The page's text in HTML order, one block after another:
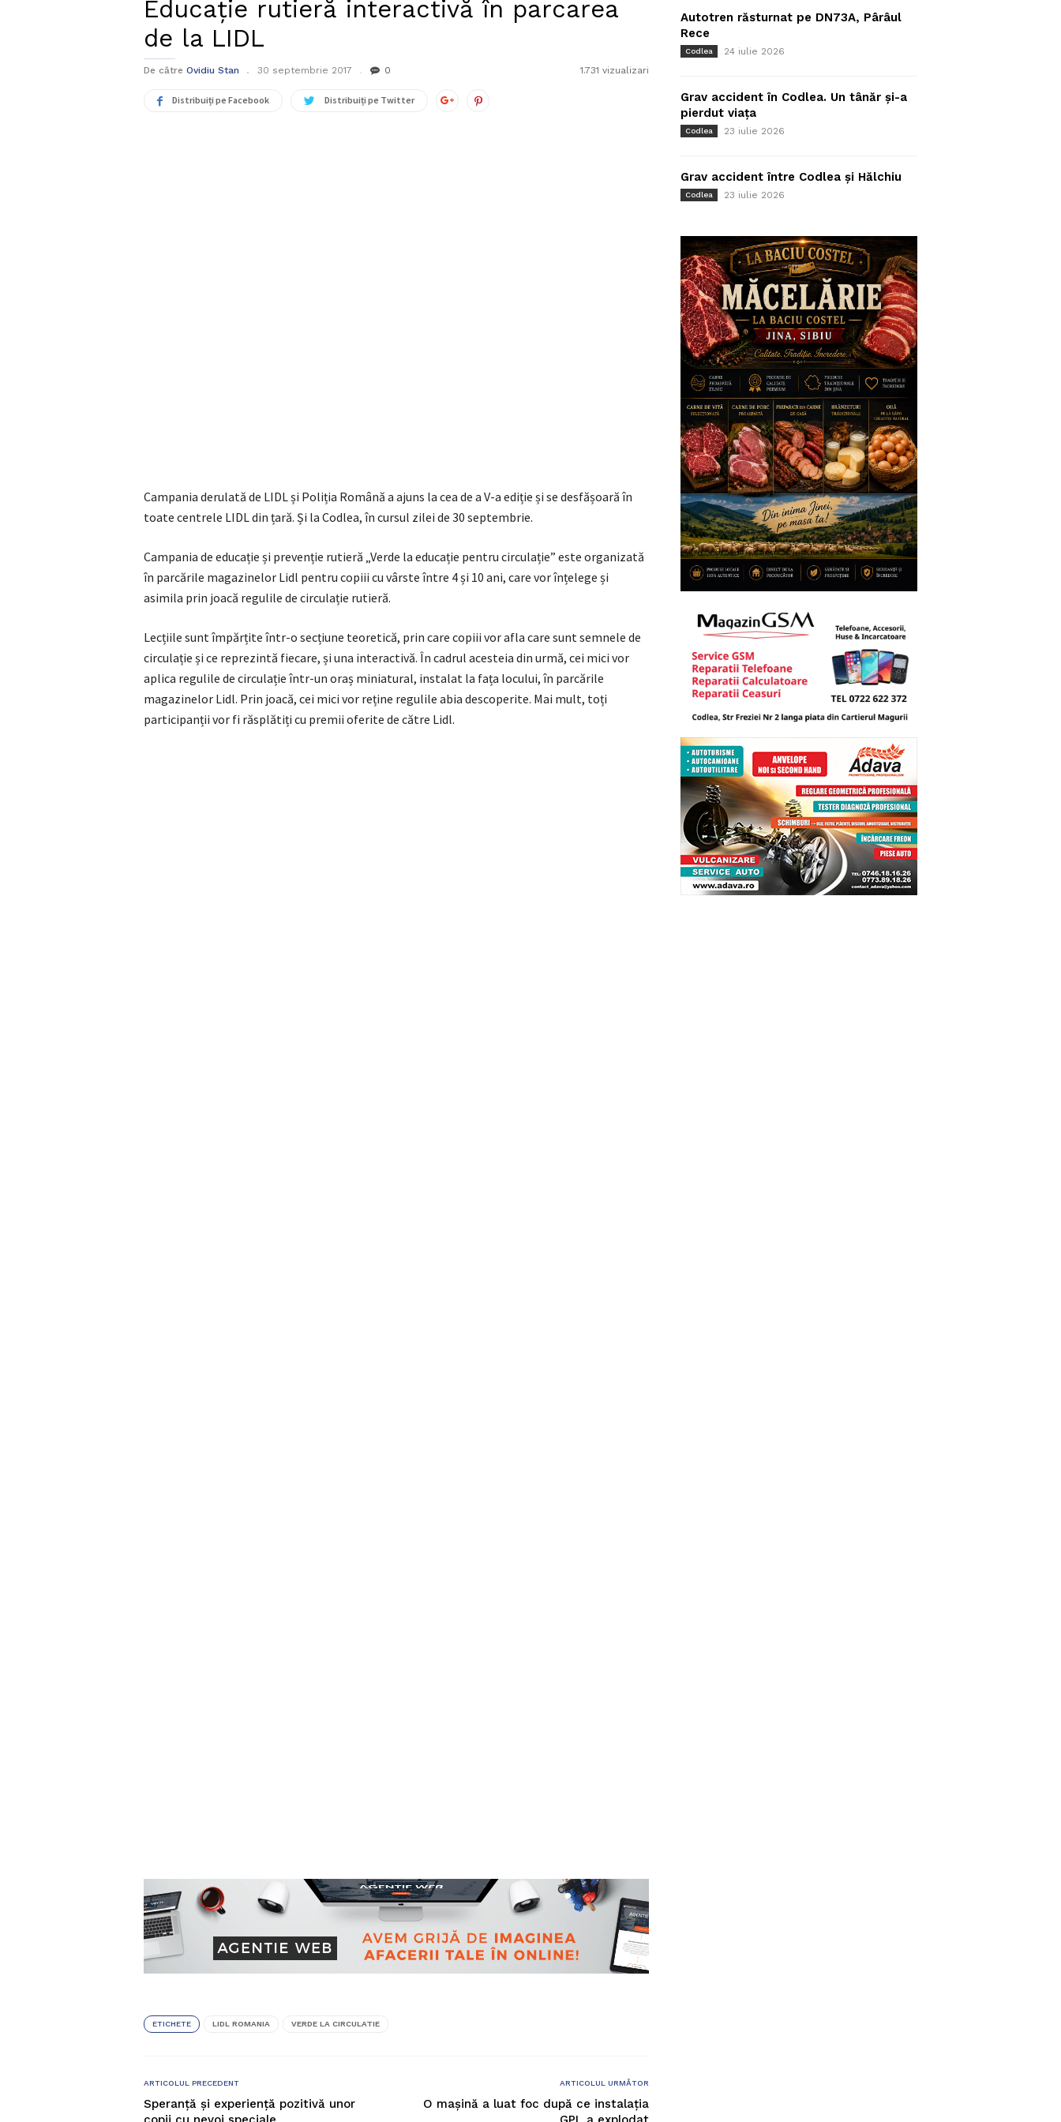
Educație rutieră interactivă în parcarea
de la LIDL
De către Ovidiu Stan 30 septembrie 2017 0 1.731 vizualizari
Distribuiți pe Facebook Distribuiți pe Twitter
Campania derulată de LIDL și Poliția Română a ajuns la cea de a V-a ediție și se desfășoară în
toate centrele LIDL din țară. Și la Codlea, în cursul zilei de 30 septembrie.
Campania de educație și prevenție rutieră „Verde la educație pentru circulație” este organizată
în parcările magazinelor Lidl pentru copiii cu vârste între 4 și 10 ani, care vor înțelege și
asimila prin joacă regulile de circulație rutieră.
Lecțiile sunt împărțite într-o secțiune teoretică, prin care copiii vor afla care sunt semnele de
circulație și ce reprezintă fiecare, și una interactivă. În cadrul acesteia din urmă, cei mici vor
aplica regulile de circulație într-un oraș miniatural, instalat la fața locului, în parcările
magazinelor Lidl. Prin joacă, cei mici vor reține regulile abia descoperite. Mai mult, toți
participanții vor fi răsplătiți cu premii oferite de către Lidl.
ETICHETE LIDL ROMANIA VERDE LA CIRCULATIE
ARTICOLUL PRECEDENT
Speranță și experiență pozitivă unor
ARTICOLUL URMĂTOR
O mașină a luat foc după ce instalația
Autotren răsturnat pe DN73A, Pârâul
Rece
Codlea 24 iulie 2026
Grav accident în Codlea. Un tânăr și-a
pierdut viața
Codlea 23 iulie 2026
Grav accident între Codlea și Hălchiu
Codlea 23 iulie 2026